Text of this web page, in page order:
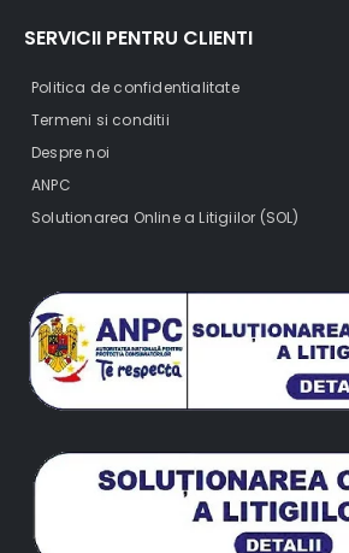
SERVICII PENTRU CLIENTI
Politica de confidentialitate
Termeni si conditii
Despre noi
ANPC
Solutionarea Online a Litigiilor (SOL)